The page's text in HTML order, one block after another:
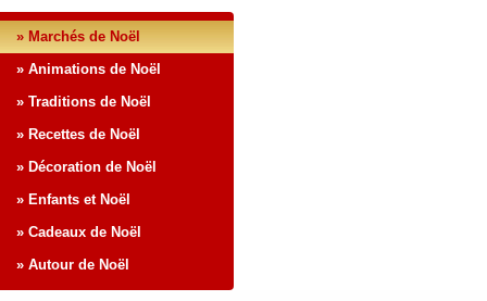
» Marchés de Noël
» Animations de Noël
» Traditions de Noël
» Recettes de Noël
» Décoration de Noël
» Enfants et Noël
» Cadeaux de Noël
» Autour de Noël